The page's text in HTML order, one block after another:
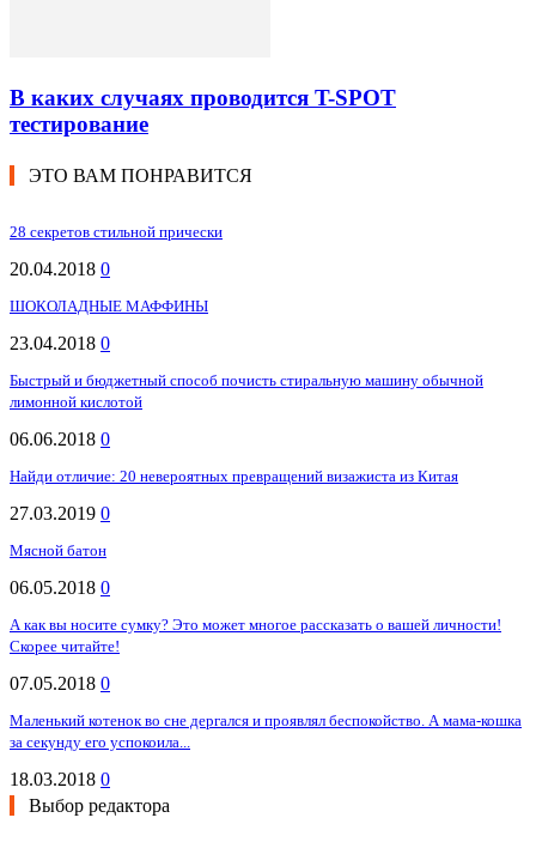
В каких случаях проводится T-SPOT
тестирование
ЭТО ВАМ ПОНРАВИТСЯ
28 секретов стильной прически
20.04.2018 0
ШОКОЛАДНЫЕ МАФФИНЫ
23.04.2018 0
Быстрый и бюджетный способ почисть стиральную машину обычной
лимонной кислотой
06.06.2018 0
Найди отличие: 20 невероятных превращений визажиста из Китая
27.03.2019 0
Мясной батон
06.05.2018 0
А как вы носите сумку? Это может многое рассказать о вашей личности!
Скорее читайте!
07.05.2018 0
Маленький котенок во сне дергался и проявлял беспокойство. А мама-кошка
за секунду его успокоила...
18.03.2018 0
Выбор редактора